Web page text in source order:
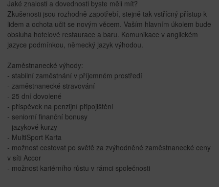
Jaké znalosti a dovednosti byste měli mít?
Zkušenosti jsou rozhodně zapotřebí, stejně tak vstřícný přístup k
lidem a ochota učit se novým věcem. Vaším hlavním úkolem bude
obsluha hotelové restaurace a baru. Komunikace v anglickém
jazyce podmínkou, německý jazyk výhodou.
Zaměstnanecké výhody:
- stabilní zaměstnání v příjemném prostředí
- zaměstnanecké stravování
- 25 dní dovolené
- příspěvek na penzijní připojištění
- seniorní finanční bonusy
- jazykové kurzy
- MultiSport Karta
- možnost cestovat po světě za zvýhodněné zaměstnanecké ceny
v síti Accor
- možnost kariérního růstu v rámci společnosti